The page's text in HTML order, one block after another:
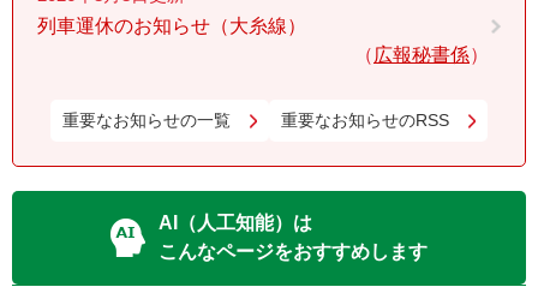
列車運休のお知らせ（大糸線）
広報秘書係
重要なお知らせの一覧 重要なお知らせのRSS
AI（人工知能）は
こんなページをおすすめします